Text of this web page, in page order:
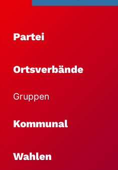
Partei
Ortsverbände
Gruppen
Kommunal
Wahlen